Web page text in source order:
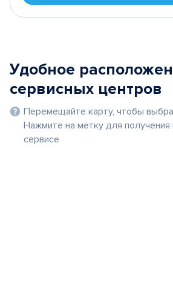
Удобное
сервисных центров
Перемещайте карту, чтобы
Нажмите на метку для
сервисе